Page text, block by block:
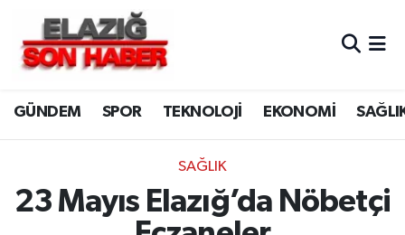
GÜNDEM SPOR TEKNOLOJİ EKONOMİ
SAĞLIK
23 Mayıs Elazığ’da Nöbetçi
CANLI YAYIN
ASAYİŞ
BİLİM VE TEKNOLOJİ
DÜNYA
Merkez Hava Durumu
Merkez Trafik Yoğunluk Haritası
Süper Lig Puan Durumu ve Fikstür
Tüm Manşetler